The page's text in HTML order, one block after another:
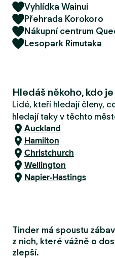
Vyhlídka Wainui
Přehrada Korokoro
Nákupní centrum
Lesopark Rimutaka
Hledáš někoho, kdo
Lidé, kteří hledají členy,
hledají taky v těchto
Auckland
Hamilton
Christchurch
Wellington
Napier-Hastings
Tinder má spoustu
z nich, které vážně o
zlepší.